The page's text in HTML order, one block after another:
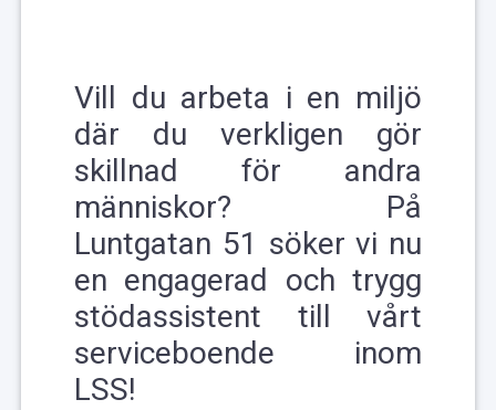
Vill du arbeta i en miljö
där du verkligen gör
skillnad för andra
människor? På
Luntgatan 51 söker vi nu
en engagerad och trygg
stödassistent till vårt
serviceboende inom
LSS!